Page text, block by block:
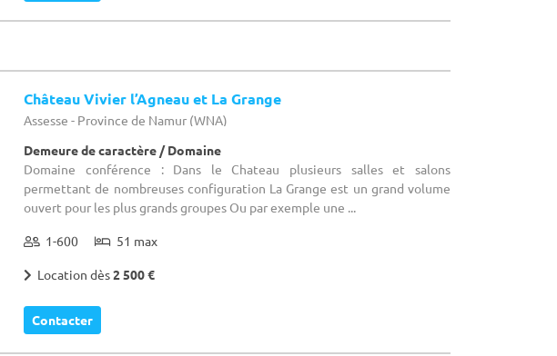
Château Vivier l’Agneau et La Grange
Assesse - Province de Namur (WNA)
Demeure de caractère / Domaine
Domaine conférence : Dans le Chateau plusieurs salles et salons
permettant de nombreuses configuration La Grange est un grand volume
ouvert pour les plus grands groupes Ou par exemple une ...
1-600 51 max
Location dès2 500 €
Contacter